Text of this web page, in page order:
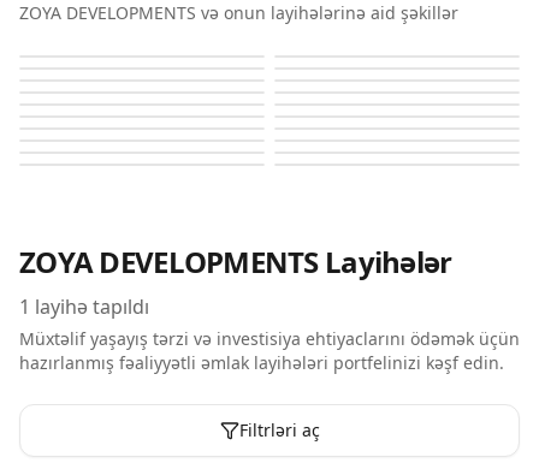
ZOYA DEVELOPMENTS və onun layihələrinə aid şəkillər
Pristine By Zoya Pristine By Zoya
Pristine By Zoya Pristine By Zoya
Pristine By Zoya Pristine By Zoya
Pristine By Zoya Pristine By Zoya
Pristine By Zoya Pristine By Zoya
Pristine By Zoya Pristine By Zoya
Pristine By Zoya Pristine By Zoya
Pristine By Zoya Pristine By Zoya
Pristine By Zoya Pristine By Zoya
ZOYA DEVELOPMENTS Layihələr
1 layihə tapıldı
Müxtəlif yaşayış tərzi və investisiya ehtiyaclarını ödəmək üçün
hazırlanmış fəaliyyətli əmlak layihələri portfelinizi kəşf edin.
Filtrləri aç